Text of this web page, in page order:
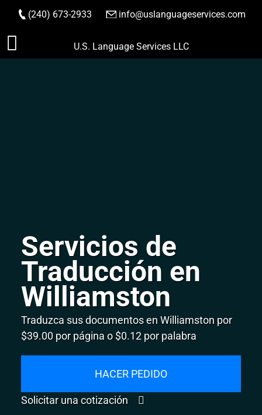
Saltar
(240) 673-2933 info@uslanguageservices.com
HACER PEDIDO
U.S. Language Services LLC
Servicios de
Traducción en
Williamston
Traduzca sus documentos en Williamston por
$39.00 por página o $0.12 por palabra
HACER PEDIDO
Solicitar una cotización